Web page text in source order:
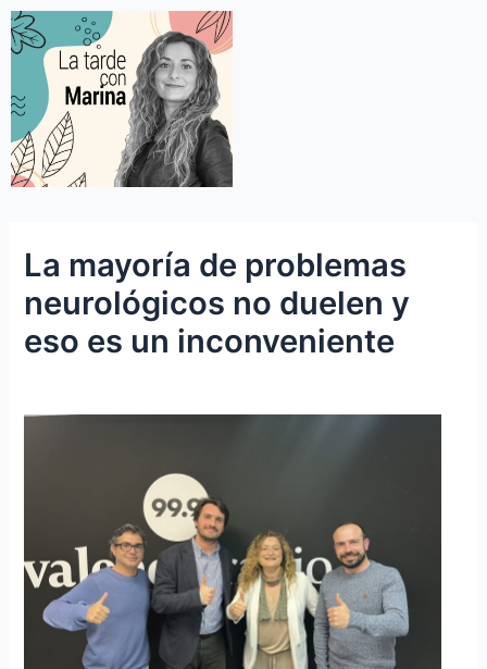
La mayoría de problemas
neurológicos no duelen y
eso es un inconveniente